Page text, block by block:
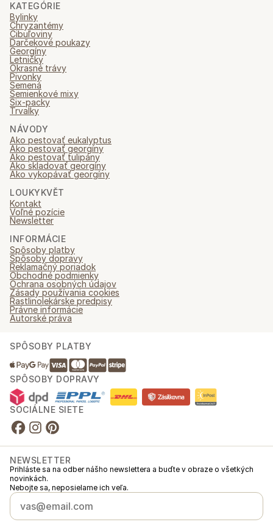
KATEGÓRIE
Bylinky
Chryzantémy
Cibuľoviny
Darčekové poukazy
Georgíny
Letničky
Okrasné trávy
Pivonky
Semená
Semienkové mixy
Six-packy
Trvalky
NÁVODY
Ako pestovať eukalyptus
Ako pestovať georgíny
Ako pestovať tulipány
Ako skladovať georgíny
Ako vykopávať georgíny
LOUKYKVĚT
Kontakt
Voľné pozície
Newsletter
INFORMÁCIE
Spôsoby platby
Spôsoby dopravy
Reklamačný poriadok
Obchodné podmienky
Ochrana osobných údajov
Zásady používania cookies
Rastlinolekárske predpisy
Právne informácie
Autorské práva
SPÔSOBY PLATBY
SPÔSOBY DOPRAVY
SOCIÁLNE SIETE
NEWSLETTER
Prihláste sa na odber nášho newslettera a buďte v obraze o všetkých
novinkách.
Nebojte sa, neposielame ich veľa.